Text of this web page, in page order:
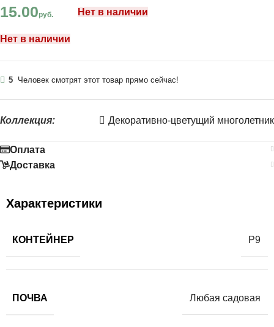
15.00руб. Нет в наличии
Нет в наличии
5 Человек смотрят этот товар прямо сейчас!
Коллекция: Декоративно-цветущий многолетник
Оплата
Доставка
Характеристики
КОНТЕЙНЕР Р9
ПОЧВА Любая садовая